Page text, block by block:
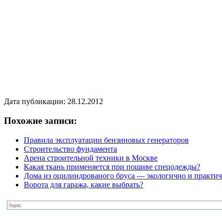
Дата публикации: 28.12.2012
Похожие записи:
Правила эксплуатации бензиновых генераторов
Строительство фундамента
Арена строительной техники в Москве
Какая ткань применяется при пошиве спецодежды?
Дома из оцилиндрованого бруса — экологично и
Ворота для гаража, какие выбрать?